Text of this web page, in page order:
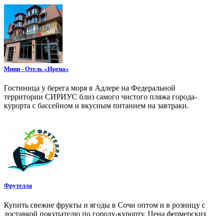
Мини - Отель «Ирена»
Гостиница у берега моря в Адлере на Федеральной
территории СИРИУС близ самого чистого пляжа города-
курорта с бассейном и вкусным питанием на завтраки.
Фрутелла
Купить свежие фрукты и ягоды в Сочи оптом и в розницу с
доставкой покупателю по городу-курорту. Цена фермерских